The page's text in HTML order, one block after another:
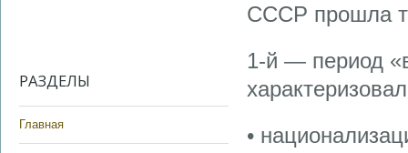
РАЗДЕЛЫ
Главная
СССР прошла
1-й — период
•